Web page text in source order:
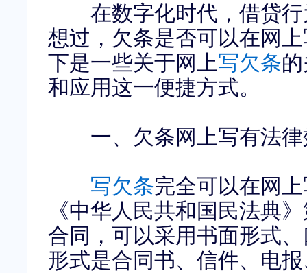
在数字化时代，借贷行
想过，欠条是否可以在网
下是一些关于网上写欠条
和应用这一便捷方式。
一、欠条网上写有法律
写欠条完全可以在网
《中华人民共和国民法典
合同，可以采用书面形式
形式是合同书、信件、电